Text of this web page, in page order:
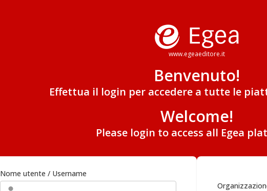
www.egeaeditore.it
Benvenuto!
Effettua il login per accedere a tutte le
Welcome!
Please login to access all Egea
Nome utente / Username